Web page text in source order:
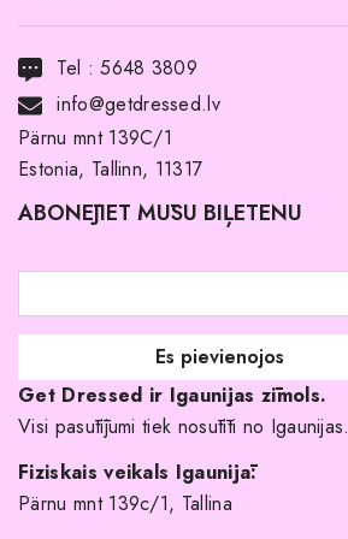
Noma ar pirkuma tiesībām
Par mums
Pirkuma noteikumi un nosacījumi
Atgriešanas politika
Līgavas družiņu kleitas
Veikali
Kāpēc izvēlēties mūs?
Tel :5648 3809
info@getdressed.lv
Pärnu mnt 139C/1
Estonia, Tallinn, 11317
ABONĒJIET MŪSU BIĻETENU
Get Dressed ir Igaunijas zīmols.
Visi pasūtījumi tiek nosūtīti no Igaunijas.
Fiziskais veikals Igaunijā:
Pärnu mnt 139c/1, Tallina